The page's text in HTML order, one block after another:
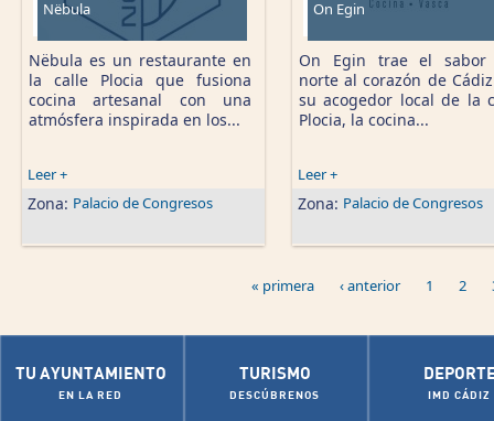
Nëbula
Nëbula es un restaurante en
la calle Plocia que fusiona
cocina artesanal con una
atmósfera inspirada en los...
Leer +
Zona: Palacio de Congresos
On Egin
On Egin trae el sabor
norte al corazón de
su acogedor local de la
Plocia, la cocina...
Leer +
Zona: Palacio de Congresos
« primera ‹ anterior 1 2
TU AYUNTAMIENTO
EN LA RED
TURISMO
DESCÚBRENOS IMD CÁDIZ